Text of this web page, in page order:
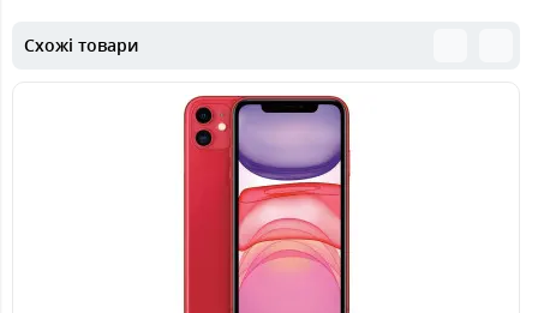
Схожі товари